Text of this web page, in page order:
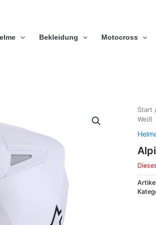
Bekleidung Motocross
Start /
Weiß